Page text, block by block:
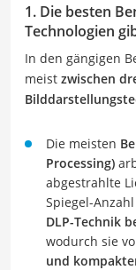
1. Die besten
Technologien
In den gängigen
meist zwischen
Die meisten
Processing)
abgestrahlte
Spiegel-
DLP-Technik
wodurch sie
und